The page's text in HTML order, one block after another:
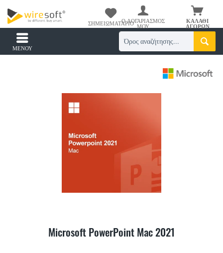
ΚΑΛΆΘΙ
ΑΓΟΡΏΝ
ΣΗΜΕΙΩΜΑΤΆΡΙΟΟ ΛΟΓΑΡΙΑΣΜΌΣ
ΜΟΥ
ΜΕΝΟΎ
Microsoft PowerPoint Mac 2021